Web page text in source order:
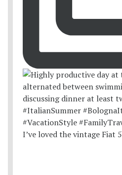
I’ve loved the vintage Fiat